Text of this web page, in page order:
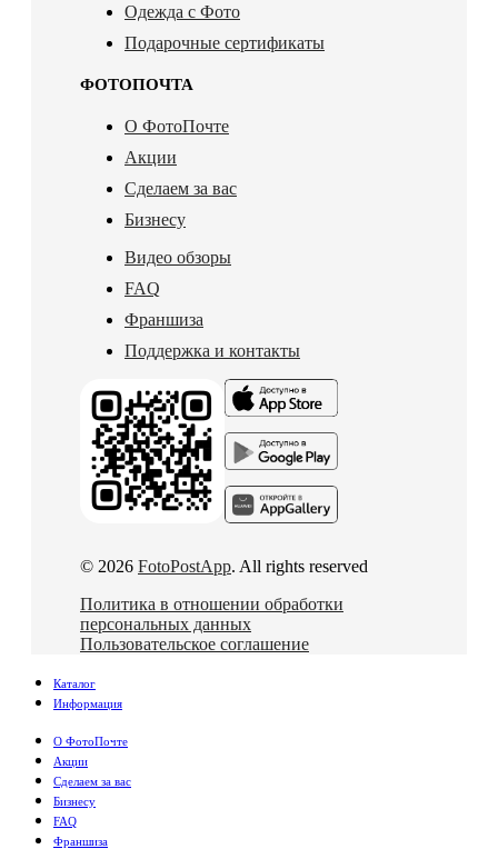
Одежда с Фото
Подарочные сертификаты
ФОТОПОЧТА
О ФотоПочте
Акции
Сделаем за вас
Бизнесу
Видео обзоры
FAQ
Франшиза
Поддержка и контакты
© 2026 FotoPostApp. All rights reserved
Политика в отношении обработки
персональных данных
Пользовательское соглашение
Каталог
Информация
О ФотоПочте
Акции
Сделаем за вас
Бизнесу
FAQ
Франшиза